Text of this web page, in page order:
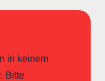
in keinem
Bitte